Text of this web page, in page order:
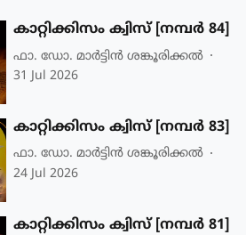
കാറ്റിക്കിസം ക്വിസ് [നമ്പര്‍ 84]
ഫാ. ഡോ. മാര്‍ട്ടിന്‍ ശങ്കൂരിക്കല്‍
31 Jul 2026
കാറ്റിക്കിസം ക്വിസ് [നമ്പര്‍ 83]
ഫാ. ഡോ. മാര്‍ട്ടിന്‍ ശങ്കൂരിക്കല്‍
24 Jul 2026
കാറ്റിക്കിസം ക്വിസ് [നമ്പര്‍ 81]